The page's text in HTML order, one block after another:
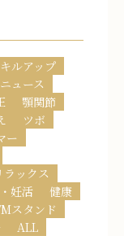
ルアップ
ニュース
顎関節
ツボ
ー
ラックス
妊活
健康
スタンド
ALL